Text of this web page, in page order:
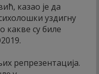
казао је да
уздигну
какве су биле
репрезентација.